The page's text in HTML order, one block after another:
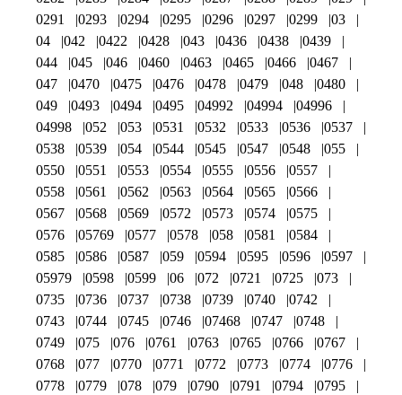
0291
0293 0294 0295 0296 0297 0299
03
04
042 0422 0428 043 0436 0438
0439
044
045 046 0460 0463 0465 0466
0467
047
0470 0475 0476 0478 0479 048
0480
049
0493 0494 0495 04992 04994
04996
04998
052 053 0531 0532 0533 0536
0537
0538
0539 054 0544 0545 0547 0548
055
0550
0551 0553 0554 0555 0556
0557
0558
0561 0562 0563 0564 0565
0566
0567
0568 0569 0572 0573 0574
0575
0576
05769 0577 0578 058 0581
0584
0585
0586 0587 059 0594 0595 0596
0597
05979
0598 0599 06 072 0721 0725
073
0735
0736 0737 0738 0739 0740
0742
0743
0744 0745 0746 07468 0747
0748
0749
075 076 0761 0763 0765 0766
0767
0768
077 0770 0771 0772 0773 0774
0776
0778
0779 078 079 0790 0791 0794
0795